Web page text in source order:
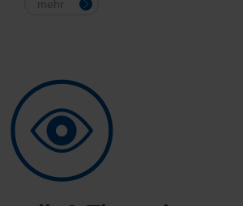
mehr